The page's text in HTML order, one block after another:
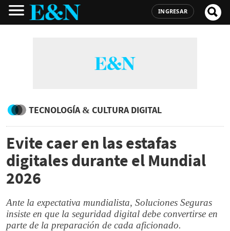
INGRESAR
TECNOLOGÍA & CULTURA DIGITAL
Evite caer en las estafas
digitales durante el Mundial
2026
Ante la expectativa mundialista, Soluciones Seguras
insiste en que la seguridad digital debe convertirse en
parte de la preparación de cada aficionado.